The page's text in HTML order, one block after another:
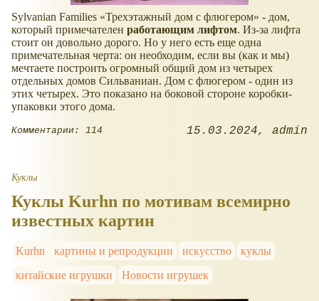
Sylvanian Families Трехэтажный дом с флюгером
- дом,
который примечателен работающим лифтом. Из-за лифта
стоит он довольно дорого. Но у него есть еще одна
примечательная черта: он необходим, если вы (как и мы)
мечтаете построить огромный общий дом из четырех
отдельных домов Сильваниан. Дом с флюгером - один из
этих четырех. Это показано на боковой стороне коробки-
упаковки этого дома.
Комментарии: 114 15.03.2024 admin
Куклы
Куклы Kurhn по мотивам всемирно
известных картин
Kurhn картины и репродукции искусство
куклы
китайские игрушки
Новости игрушек